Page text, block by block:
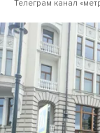
Телеграм канал